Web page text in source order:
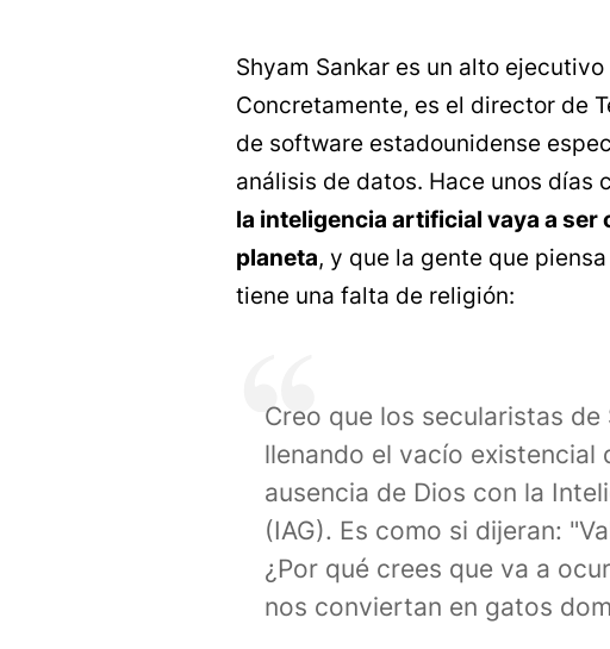
Shyam Sankar es un alto ejecutivo
Concretamente, es el director de
de software estadounidense
análisis de datos. Hace unos días
la inteligencia artificial vaya a ser
planeta, y que la gente que
tiene una falta de religión:
Creo que los secularistas de
llenando el vacío existencial
ausencia de Dios con la
(IAG). Es como si dijeran:
¿Por qué crees que va a
nos conviertan en gatos